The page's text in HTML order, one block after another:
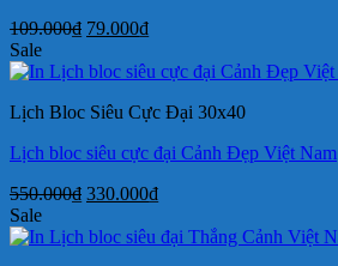
109.000₫ Giá
là:
79.000₫Giá
tại
79.000₫.
Sale
Lịch Bloc Siêu Cực Đại 30x40
Lịch bloc siêu cực đại Cảnh Đẹp Việt Nam
550.000₫ Giá
là:
330.000₫Giá
tại
Sale